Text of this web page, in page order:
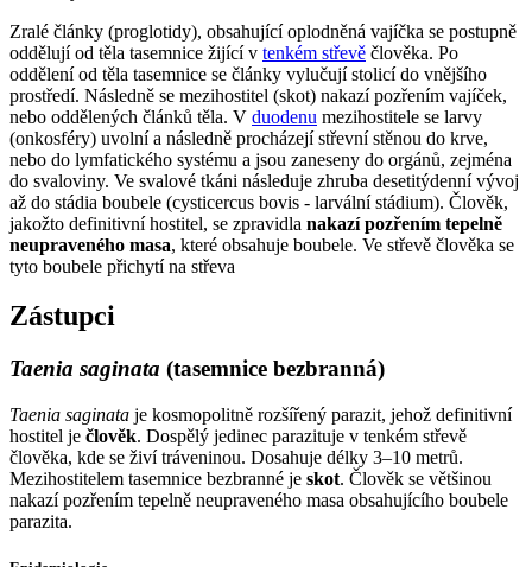
Zralé články (proglotidy), obsahující oplodněná vajíčka se postupně
oddělují od těla tasemnice žijící v tenkém střevě člověka. Po
oddělení od těla tasemnice se články vylučují stolicí do vnějšího
prostředí. Následně se mezihostitel (skot) nakazí pozřením vajíček,
nebo oddělených článků těla. V duodenu mezihostitele se larvy
(onkosféry) uvolní a následně procházejí střevní stěnou do krve,
nebo do lymfatického systému a jsou zaneseny do orgánů, zejména
do svaloviny. Ve svalové tkáni následuje zhruba desetitýdenní vývoj
až do stádia boubele (cysticercus bovis - larvální stádium). Člověk,
jakožto definitivní hostitel, se zpravidla nakazí pozřením tepelně
neupraveného masa, které obsahuje boubele. Ve střevě člověka se
tyto boubele přichytí na střeva
Zástupci
Taenia saginata (tasemnice bezbranná)
Taenia saginata je kosmopolitně rozšířený parazit, jehož definitivní
hostitel je člověk. Dospělý jedinec parazituje v tenkém střevě
člověka, kde se živí tráveninou. Dosahuje délky 3–10 metrů.
Mezihostitelem tasemnice bezbranné je skot. Člověk se většinou
nakazí pozřením tepelně neupraveného masa obsahujícího boubele
parazita.